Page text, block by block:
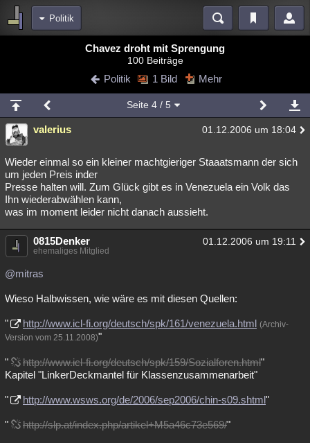
Politik
Blogs Videos
Chat Wiki Neuigkeiten
meine Rubriken
Menschen Mystery Kriminalfälle
Spiritualität Verschwörungen Technologie Ufologie
Natur Umfragen Unterhaltung
weitere Rubriken
Philosophie Träume Orte Esoterik Literatur
Astronomie Helpdesk
Übersichten
Besucht Teilgenommen Alle Neue Geschlossen
Chavez droht mit Sprengung
100 Beiträge
Politik 1 Bild Mehr
Seite 4/ 5
valerius 01.12.2006 um 18:04
Wieder einmal so ein kleiner machtgieriger Staaatsmann der sich
um jeden Preis inder
Presse halten will. Zum Glück gibt es in Venezuela ein Volk das
Ihn wiederabwählen kann,
was im moment leider nicht danach aussieht.
0815Denker 01.12.2006 um 19:11
ehemaliges Mitglied
@mitras
Wieso Halbwissen, wie wäre es mit diesen Quellen:
" http://www.icl-fi.org/deutsch/spk/161/venezuela.html (Archiv-
Version vom 25.11.2008)"
" http://www.icl-fi.org/deutsch/spk/159/Sozialforen.html"
Kapitel "LinkerDeckmantel für Klassenzusammenarbeit"
" http://www.wsws.org/de/2006/sep2006/chin-s09.shtml"
" http://slp.at/index.php/artikel+M5a46c73e569/"